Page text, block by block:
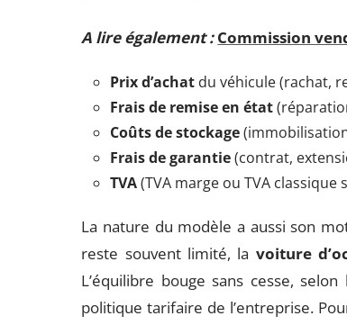
A lire également : Commission
Prix d’achat du véhicule (rachat,
Frais de remise en état
Coûts de stockage
Frais de garantie(contrat,
TVA(TVA marge ou TVA
La nature du modèle a aussi son
reste souvent limité, la voiture
L’équilibre bouge sans cesse,
politique tarifaire de l’entreprise.